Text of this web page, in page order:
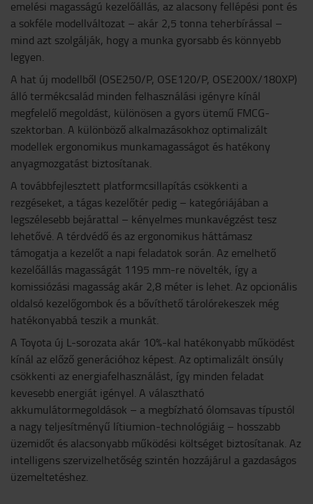
emelési magasságú kezelőállás, az alacsony fellépési pont és
a sokféle modellváltozat – akár 2,5 tonna teherbírással –
mind azt szolgálják, hogy a munka gyorsabb és könnyebb
legyen.
A hat új modellből (OSE250/P, OSE120/P, OSE200X/180XP)
álló termékcsalád minden felhasználási igényre kínál
megfelelő megoldást, különösen a gyors ütemű FMCG-
szektorban. A különböző alkalmazásokhoz optimalizált
modellek ergonomikus munkamagasságot és hatékony
anyagmozgatást biztosítanak.
A továbbfejlesztett platformcsillapítás csökkenti a
rezgéseket, a tágas kezelőtér pedig – kategóriájában a
legszélesebb bejárattal – kényelmes munkavégzést tesz
lehetővé. A térdvédő és az ergonomikus háttámasz
támogatja a kezelőt a napi feladatok során. Az emelhető
kezelőállás magasságát 1195 mm-re növelték, így a
komissiózási magasság akár 2,8 méter is lehet. Az opcionális
oldalsó kezelőgombok és a bővíthető tárolórekeszek még
hatékonyabbá teszik a munkát.
A Toyota új L-sorozata akár 10%-kal hatékonyabb működést
kínál az előző generációhoz képest. Az optimalizált önsúly
csökkenti az energiafelhasználást, így minden feladat
kevesebb energiát igényel. A választható
akkumulátormegoldások – a megbízható ólomsavas típustól
a nagy teljesítményű lítiumion-technológiáig – hosszabb
üzemidőt és alacsonyabb működési költséget biztosítanak. Az
intelligens szervizelhetőség szintén hozzájárul a gazdaságos
üzemeltetéshez.